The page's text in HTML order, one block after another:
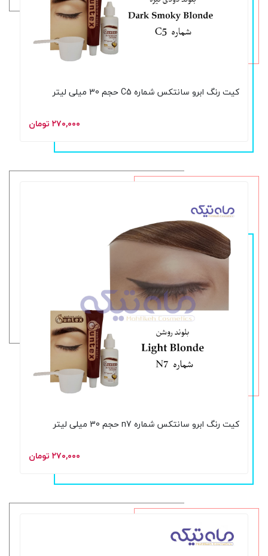
کیت رنگ ابرو سانتکس شماره C5 حجم 30 میلی لیتر
۲۷۰,۰۰۰ تومان
کیت رنگ ابرو سانتکس شماره n7 حجم 30 میلی لیتر
۲۷۰,۰۰۰ تومان